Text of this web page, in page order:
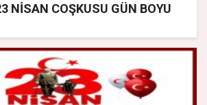
NİSAN COŞKUSU GÜN BOYU